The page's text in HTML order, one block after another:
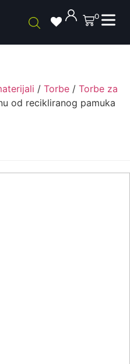
0
/ Torbe / Torbe za
od recikliranog pamuka